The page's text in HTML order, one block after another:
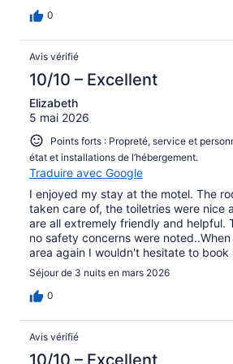
0
Avis vérifié
10/10 – Excellent
Elizabeth
5 mai 2026
Points forts : Propreté, service et
état et installations de l’hébergement.
Traduire avec Google
I enjoyed my stay at the motel. The
taken care of, the toiletries were nice
are all extremely friendly and helpful.
no safety concerns were
area again I wouldn't hesitate to book
Séjour de 3 nuits en mars 2026
0
Avis vérifié